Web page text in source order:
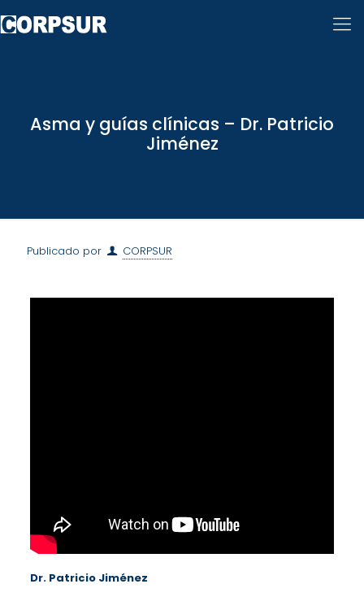
Asma y guías clínicas – Dr. Patricio
Jiménez
Publicado por CORPSUR
Dr. Patricio Jiménez